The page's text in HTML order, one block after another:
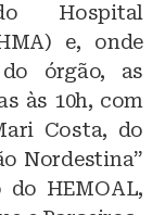
Hospital
e, onde
órgão, as
às 10h, com
Costa, do
Nordestina”
HEMOAL,